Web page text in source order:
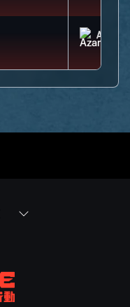
AZAMI